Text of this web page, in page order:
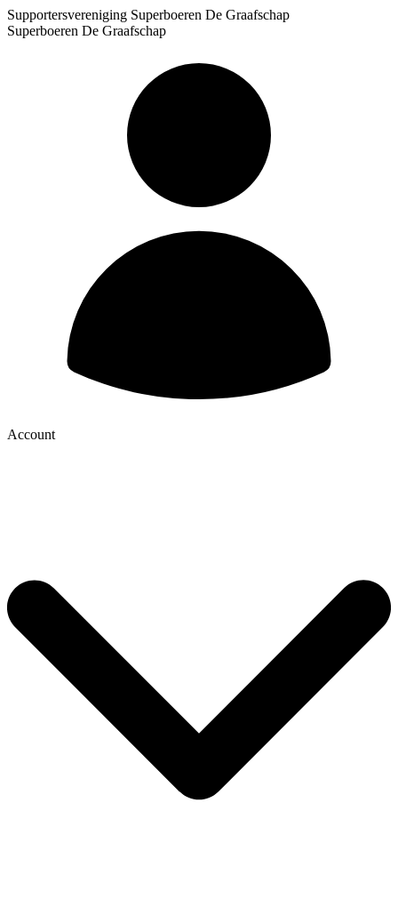
Supportersvereniging Superboeren De Graafschap
Superboeren De Graafschap
Account